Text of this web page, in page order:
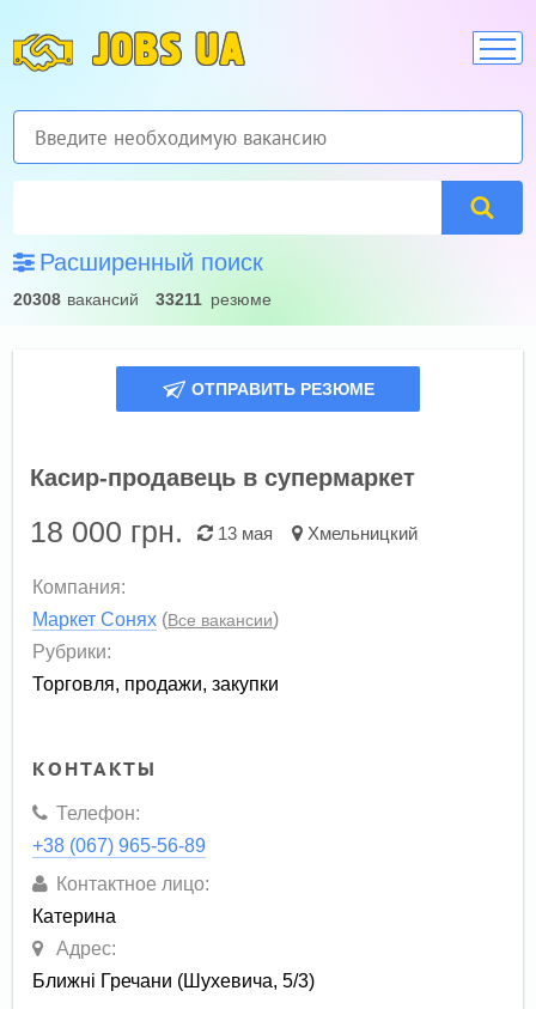
JOBS UA
Расширенный поиск
20308 вакансий 33211 резюме
ОТПРАВИТЬ РЕЗЮМЕ
Касир-продавець в супермаркет
18 000 грн. 13 мая Хмельницкий
Компания:
Маркет Сонях (Все вакансии)
Рубрики:
Торговля, продажи, закупки
КОНТАКТЫ
Телефон:
+38 (067) 965-56-89
Контактное лицо:
Катерина
Адрес:
Ближні Гречани (Шухевича, 5/3)